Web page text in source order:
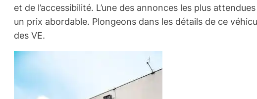
et de l’accessibilité. L’une des annonces les plus
un prix abordable. Plongeons dans les détails de ce
des VE.